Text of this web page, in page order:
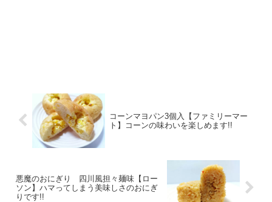
コーンマヨパン3個入【ファミリーマー
ト】コーンの味わいを楽しめます!!
悪魔のおにぎり 四川風担々麺味【ロー
ソン】ハマってしまう美味しさのおにぎ
りです!!